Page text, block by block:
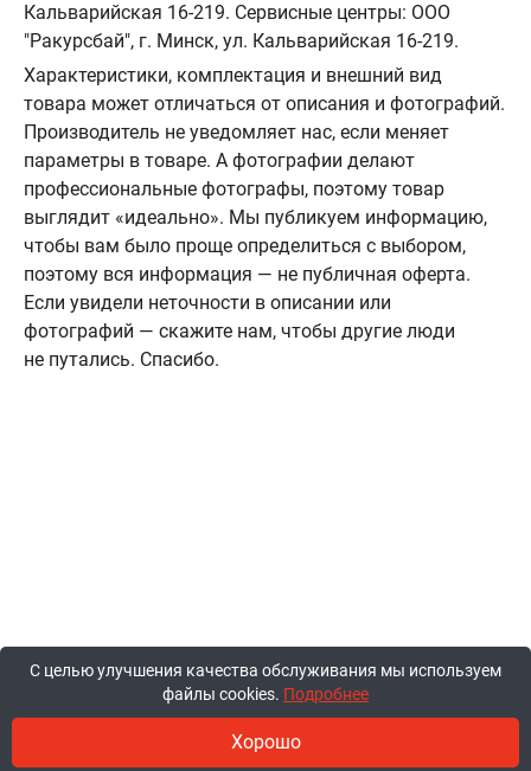
Кальварийская 16-219. Сервисные центры: ООО
"Ракурсбай", г. Минск, ул. Кальварийская 16-219.
Характеристики, комплектация и внешний вид
товара может отличаться от описания и фотографий.
Производитель не уведомляет нас, если меняет
параметры в товаре. А фотографии делают
профессиональные фотографы, поэтому товар
выглядит «идеально». Мы публикуем информацию,
чтобы вам было проще определиться с выбором,
поэтому вся информация — не публичная оферта.
Если увидели неточности в описании или
фотографий — скажите нам, чтобы другие люди
не путались. Спасибо.
С целью улучшения качества обслуживания мы используем
файлы cookies. Подробнее
Хорошо